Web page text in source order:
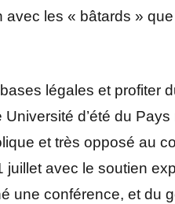
les « bâtards »
légales et profiter
d’été du Pays
et très opposé au
juillet avec le soutien
une conférence, et du